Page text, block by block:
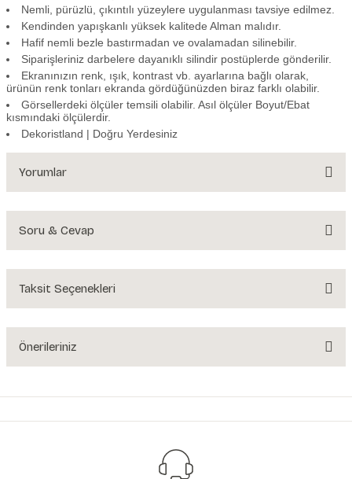
Nemli, pürüzlü, çıkıntılı yüzeylere uygulanması tavsiye edilmez.
Kendinden yapışkanlı yüksek kalitede Alman malıdır.
Hafif nemli bezle bastırmadan ve ovalamadan silinebilir.
Siparişleriniz darbelere dayanıklı silindir postüplerde gönderilir.
Ekranınızın renk, ışık, kontrast vb. ayarlarına bağlı olarak,
ürünün renk tonları ekranda gördüğünüzden biraz farklı olabilir.
Görsellerdeki ölçüler temsili olabilir. Asıl ölçüler Boyut/Ebat
kısmındaki ölçülerdir.
Dekoristland | Doğru Yerdesiniz
Yorumlar
Soru & Cevap
Ürün hakkında henüz soru sorulmamış.
Taksit Seçenekleri
Önerileriniz
yetersiz gördüğünüz noktaları öneri formunu kullanarak tarafımıza
Görüş ve önerileriniz için teşekkür ederiz.
Ürün resmi kalitesiz, bozuk veya görüntülenemiyor.